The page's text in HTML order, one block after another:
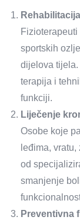
sportskih
dijelova
terapija i
funkciji.
Liječenje
Osobe koje
leđima,
od
smanjenje
Preventivna